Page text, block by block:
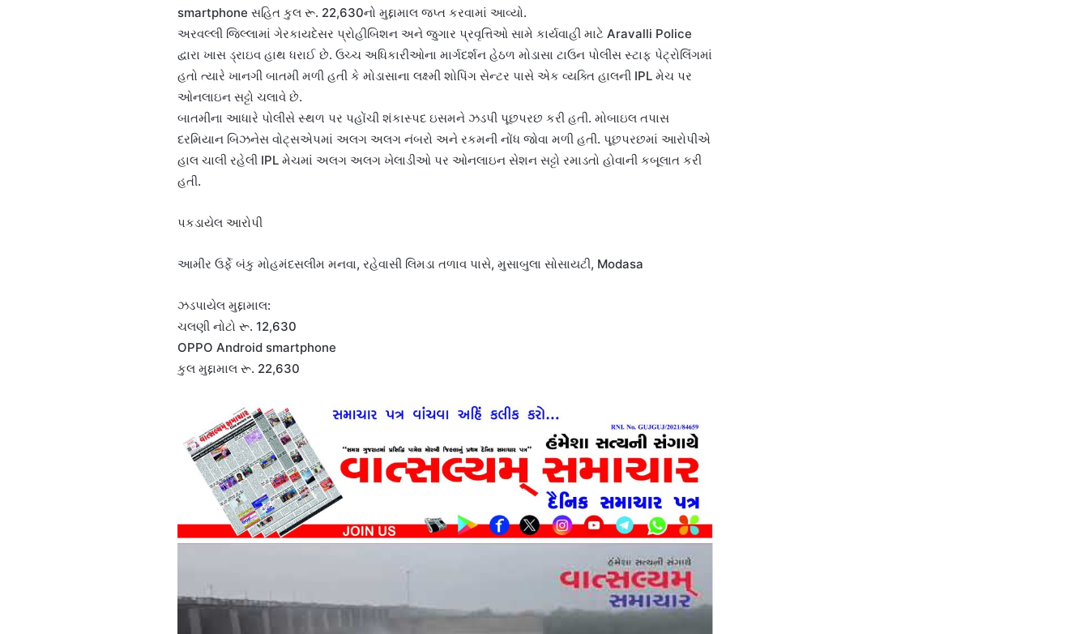
smartphone સહિત કુલ રૂ. 22,630નો મુદ્દામાલ જપ્ત કરવામાં આવ્યો.
અરવલ્લી જિલ્લામાં ગેરકાયદેસર પ્રોહીબિશન અને જુગાર પ્રવૃત્તિઓ સામે કાર્યવાહી માટે Aravalli Police
દ્વારા ખાસ ડ્રાઇવ હાથ ધરાઈ છે. ઉચ્ચ અધિકારીઓના માર્ગદર્શન હેઠળ મોડાસા ટાઉન પોલીસ સ્ટાફ પેટ્રોલિંગમાં
હતો ત્યારે ખાનગી બાતમી મળી હતી કે મોડાસાના લક્ષ્મી શોપિંગ સેન્ટર પાસે એક વ્યક્તિ હાલની IPL મેચ પર
ઓનલાઇન સટ્ટો ચલાવે છે.
બાતમીના આધારે પોલીસે સ્થળ પર પહોંચી શંકાસ્પદ ઇસમને ઝડપી પૂછપરછ કરી હતી. મોબાઇલ તપાસ
દરમિયાન બિઝનેસ વોટ્સએપમાં અલગ અલગ નંબરો અને રકમની નોંધ જોવા મળી હતી. પૂછપરછમાં આરોપીએ
હાલ ચાલી રહેલી IPL મેચમાં અલગ અલગ ખેલાડીઓ પર ઓનલાઇન સેશન સટ્ટો રમાડતો હોવાની કબૂલાત કરી
હતી.
પકડાયેલ આરોપી
આમીર ઉર્ફે બંકુ મોહમંદસલીમ મનવા, રહેવાસી લિમડા તળાવ પાસે, મુસાબુલા સોસાયટી, Modasa
ઝડપાયેલ મુદ્દામાલ:
ચલણી નોટો રૂ. 12,630
OPPO Android smartphone
કુલ મુદ્દામાલ રૂ. 22,630